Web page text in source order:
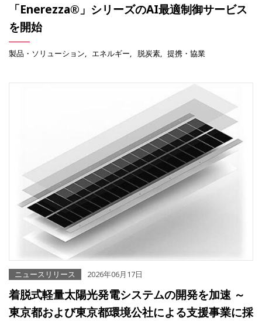
「Enerezza®」シリーズのAI最適制御サービス
を開始
製品・ソリューション エネルギー 脱炭素 提携・協業
ニュースリリース 2026年06月17日
着脱式軽量太陽光発電システムの開発を加速 ～
東京都および東京都環境公社による支援事業に採